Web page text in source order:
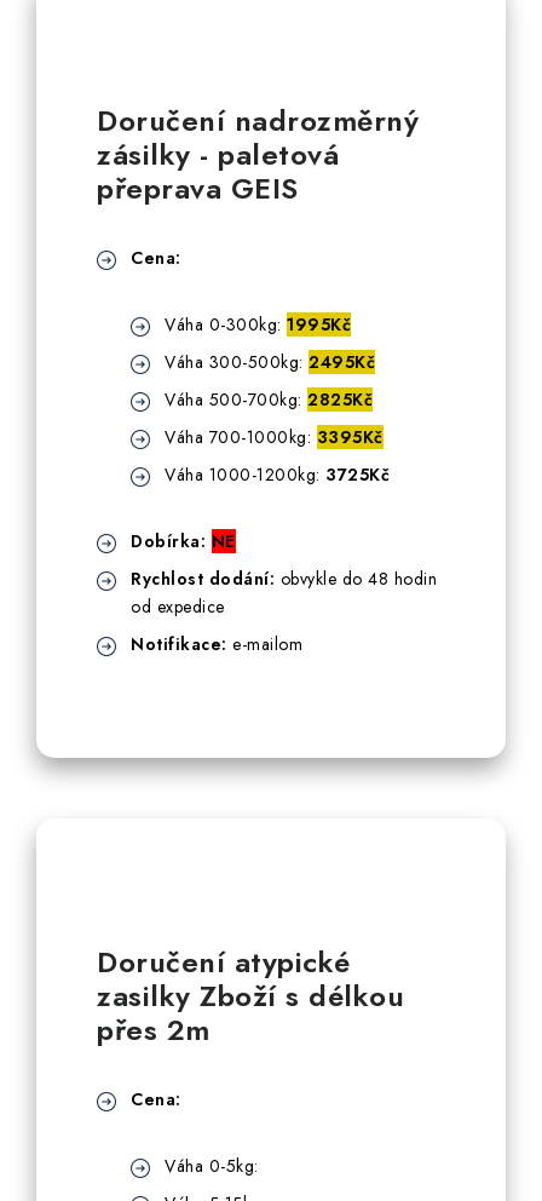
Doručení nadrozměrný
zásilky - paletová
přeprava GEIS
Cena:
Váha 0-300kg: 1995Kč
Váha 300-500kg: 2495Kč
Váha 500-700kg: 2825Kč
Váha 700-1000kg: 3395Kč
Váha 1000-1200kg: 3725Kč
Dobírka: NE
Rychlost dodání: obvykle do 48 hodin
od expedice
Notifikace: e-mailom
Doručení atypické
zasilky Zboží s délkou
přes 2m
Cena:
Váha 0-5kg: